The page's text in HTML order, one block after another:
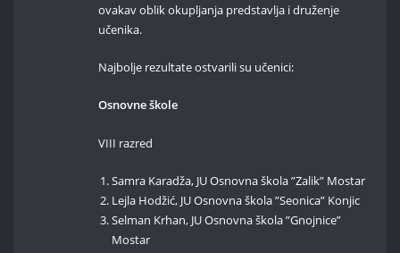
ovakav oblik okupljanja predstavlja i druženje
učenika.
Najbolje rezultate ostvarili su učenici:
Osnovne škole
VIII razred
Samra Karadža, JU Osnovna škola ”Zalik” Mostar
Lejla Hodžić, JU Osnovna škola ”Seonica” Konjic
Selman Krhan, JU Osnovna škola ”Gnojnice”
Mostar